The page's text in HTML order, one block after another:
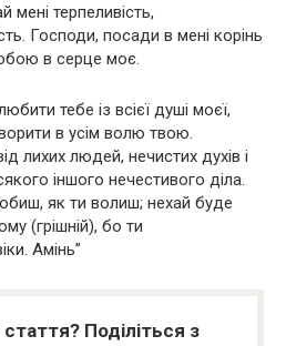
мені терпеливість,
Господи, посади в мені корінь
в серце моє.
тебе із всієї душі моєї,
в усім волю твою.
лихих людей, нечистих духів і
іншого нечестивого діла.
як ти волиш; нехай буде
(грішній), бо ти
Амінь”
Поділіться з